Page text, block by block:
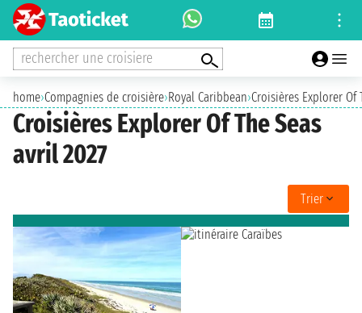
rechercher une croisiere
home›Compagnies de croisière›Royal Caribbean›Croisières Explorer Of
Croisières Explorer Of The Seas
avril 2027
Trier